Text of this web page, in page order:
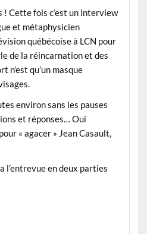
Cette fois c’est un interview
et métaphysicien
québécoise à LCN pour
de la réincarnation et des
n’est qu’un masque
environ sans les pauses
et réponses… Oui
« agacer » Jean Casault,
l’entrevue en deux parties